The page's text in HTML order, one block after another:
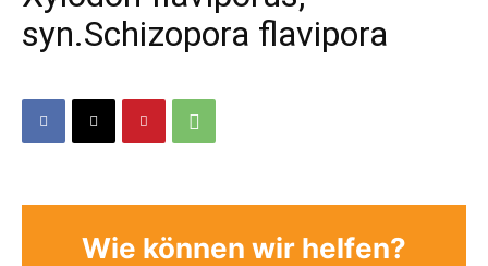
syn.Schizopora flavipora
Wie können wir helfen?